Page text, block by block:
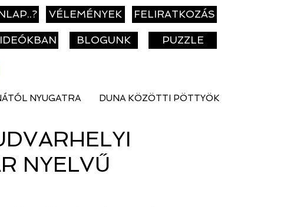
VÉLEMÉNYEK FELIRATKOZÁS
BLOGUNK PUZZLE
NYUGATRA DUNA KÖZÖTTI PÖTTYÖK
NYELVŰ